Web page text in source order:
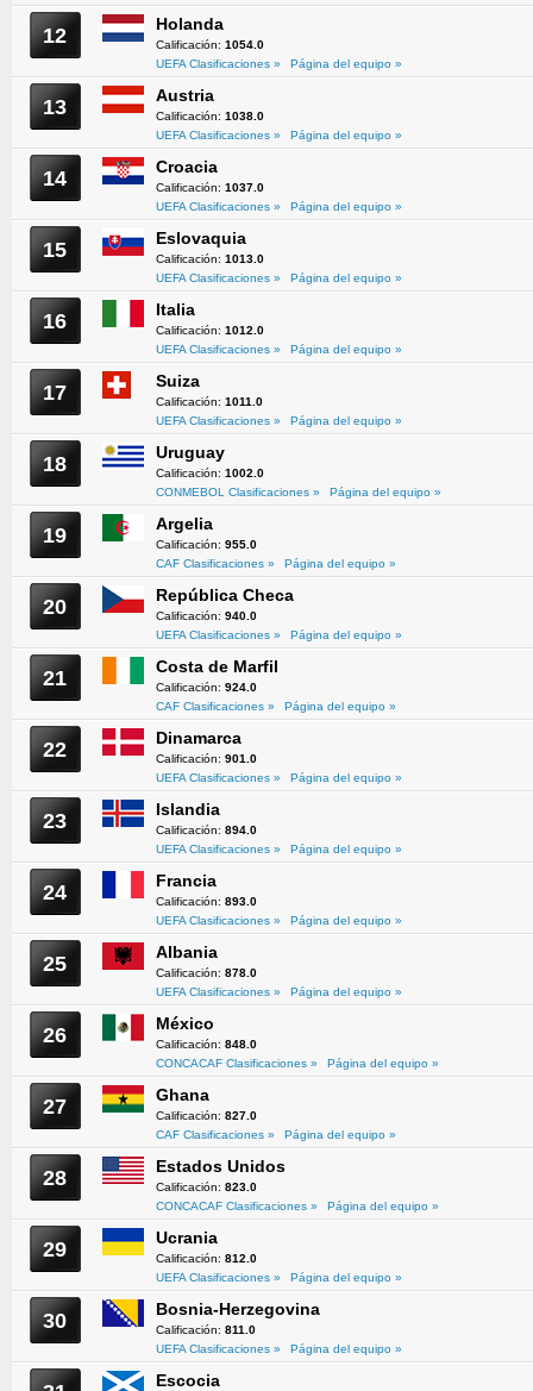
12 Holanda
Calificación: 1054.0
UEFA Clasificaciones »
Página del equipo »
13 Austria
Calificación: 1038.0
UEFA Clasificaciones »
Página del equipo »
14 Croacia
Calificación: 1037.0
UEFA Clasificaciones »
Página del equipo »
15 Eslovaquia
Calificación: 1013.0
UEFA Clasificaciones »
Página del equipo »
16 Italia
Calificación: 1012.0
UEFA Clasificaciones »
Página del equipo »
17 Suiza
Calificación: 1011.0
UEFA Clasificaciones »
Página del equipo »
18 Uruguay
Calificación: 1002.0
CONMEBOL Clasificaciones »
Página del equipo »
19 Argelia
Calificación: 955.0
CAF Clasificaciones »
Página del equipo »
20 República Checa
Calificación: 940.0
UEFA Clasificaciones »
Página del equipo »
21 Costa de Marfil
Calificación: 924.0
CAF Clasificaciones »
Página del equipo »
22 Dinamarca
Calificación: 901.0
UEFA Clasificaciones »
Página del equipo »
23 Islandia
Calificación: 894.0
UEFA Clasificaciones »
Página del equipo »
24 Francia
Calificación: 893.0
UEFA Clasificaciones »
Página del equipo »
25 Albania
Calificación: 878.0
UEFA Clasificaciones »
Página del equipo »
26 México
Calificación: 848.0
CONCACAF Clasificaciones »
Página del equipo »
27 Ghana
Calificación: 827.0
CAF Clasificaciones »
Página del equipo »
28 Estados Unidos
Calificación: 823.0
CONCACAF Clasificaciones »
Página del equipo »
29 Ucrania
Calificación: 812.0
UEFA Clasificaciones »
Página del equipo »
30 Bosnia-Herzegovina
Calificación: 811.0
UEFA Clasificaciones »
Página del equipo »
Escocia